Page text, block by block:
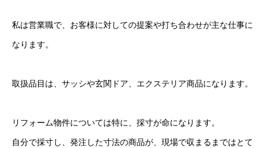
私は営業職で、お客様に対しての提案や打ち合わせが主な仕事に
なります。
取扱品目は、サッシや玄関ドア、エクステリア商品になります。
リフォーム物件については特に、採寸が命になります。
自分で採寸し、発注した寸法の商品が、現場で収まるまではとて